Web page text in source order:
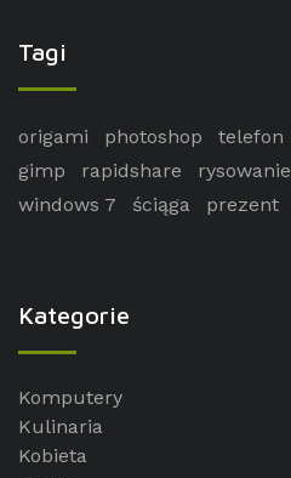
Tagi
origami photoshop telefon
gimp
rapidshare rysowanie
windows 7
ściąga prezent
Kategorie
Komputery
Kulinaria
Kobieta